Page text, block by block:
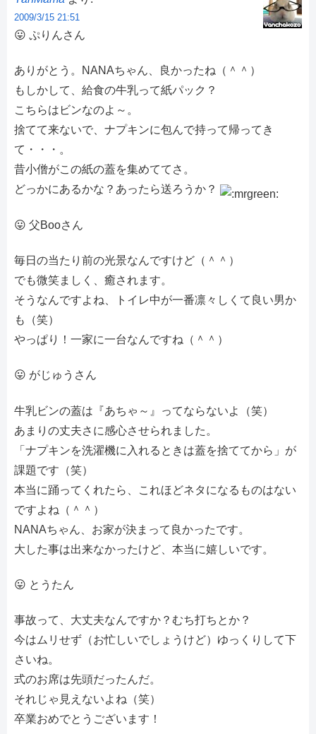
2009/3/15 21:51
😛 ぷりんさん
ありがとう。NANAちゃん、良かったね（＾＾）
もしかして、給食の牛乳って紙パック？
こちらはビンなのよ～。
捨てて来ないで、ナプキンに包んで持って帰ってき
て・・・。
昔小僧がこの紙の蓋を集めててさ。
どっかにあるかな？あったら送ろうか？
😛 父Booさん
毎日の当たり前の光景なんですけど（＾＾）
でも微笑ましく、癒されます。
そうなんですよね、トイレ中が一番凛々しくて良い男か
も（笑）
やっぱり！一家に一台なんですね（＾＾）
😛 がじゅうさん
牛乳ビンの蓋は『あちゃ～』ってならないよ（笑）
あまりの丈夫さに感心させられました。
「ナプキンを洗濯機に入れるときは蓋を捨ててから」が
課題です（笑）
本当に踊ってくれたら、これほどネタになるものはない
ですよね（＾＾）
NANAちゃん、お家が決まって良かったです。
大した事は出来なかったけど、本当に嬉しいです。
😛 とうたん
事故って、大丈夫なんですか？むち打ちとか？
今はムリせず（お忙しいでしょうけど）ゆっくりして下
さいね。
式のお席は先頭だったんだ。
それじゃ見えないよね（笑）
卒業おめでとうございます！